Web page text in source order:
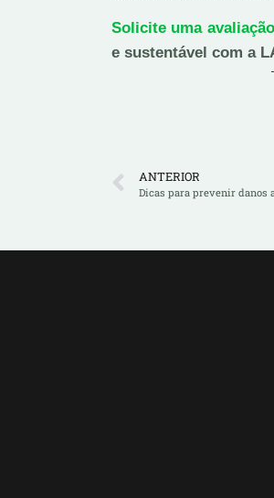
Solicite uma avaliação
e sustentável com a
ANTERIOR
Dicas para prevenir danos